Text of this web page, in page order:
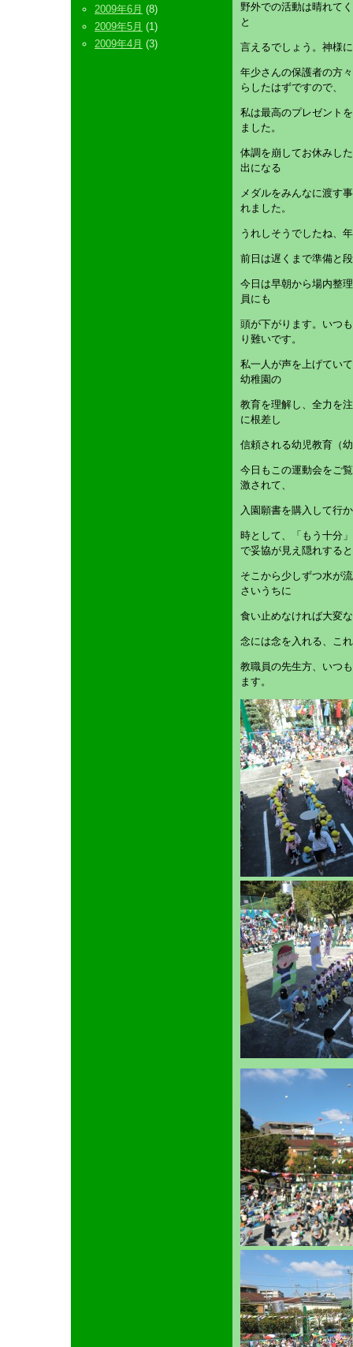
野外での活動は晴れて
と
言えるでしょう。神様
年少さんの保護者の方
らしたはずですので、
私は最高のプレゼント
ました。
体調を崩してお休みし
出になる
メダルをみんなに渡す
れました。
うれしそうでしたね、
前日は遅くまで準備と
今日は早朝から場内整
員にも
頭が下がります。いつ
り難いです。
私一人が声を上げてい
幼稚園の
教育を理解し、全力を
に根差し
信頼される幼児教育（
今日もこの運動会をご
激されて、
入園願書を購入して行
時として、「もう十分
で妥協が見え隠れすると
そこから少しずつ水が
さいうちに
食い止めなければ大変
念には念を入れる、こ
教職員の先生方、いつ
ます。
2009年6月 (8)
2009年5月 (1)
2009年4月 (3)